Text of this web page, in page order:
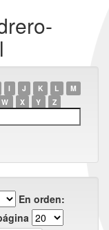
I J K L
M
W X Y Z
En orden: